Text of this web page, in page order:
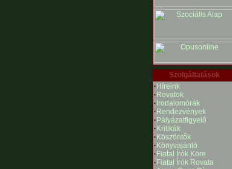
Szolgáltatások
· Híreink
· Rovatok
· Irodalomórák
· Rendezvények
· Pályázatfigyelő
· Kritikák
· Köszöntők
· Könyvajánló
· Fiatal Írók Köre
· Fiatal Írók Rovata